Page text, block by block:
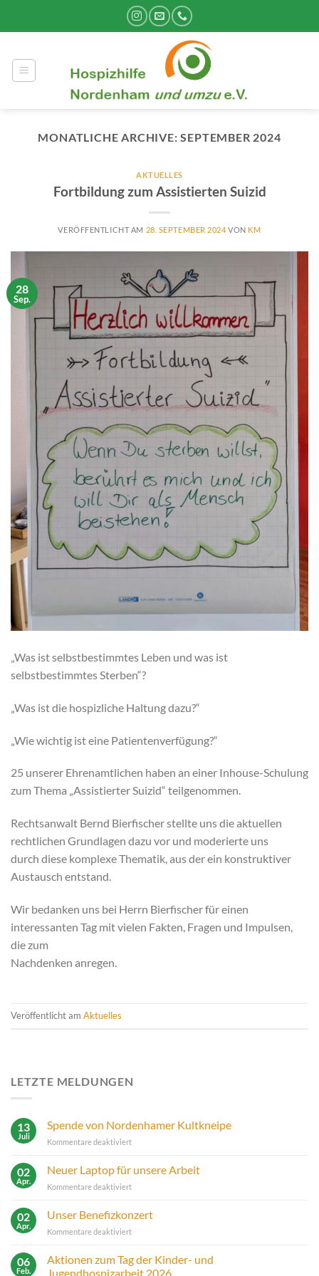
MONATLICHE ARCHIVE:SEPTEMBER 2024
AKTUELLES
Fortbildung zum Assistierten Suizid
VERÖFFENTLICHT AM 28. SEPTEMBER 2024VON KM
28
Sep.
„Was ist selbstbestimmtes Leben und was ist
selbstbestimmtes Sterben“?
„Was ist die hospizliche Haltung dazu?“
„Wie wichtig ist eine Patientenverfügung?“
25 unserer Ehrenamtlichen haben an einer Inhouse-Schulung
zum Thema „Assistierter Suizid“ teilgenommen.
Rechtsanwalt Bernd Bierfischer stellte uns die aktuellen
rechtlichen Grundlagen dazu vor und moderierte uns
durch diese komplexe Thematik, aus der ein konstruktiver
Austausch entstand.
Wir bedanken uns bei Herrn Bierfischer für einen
interessanten Tag mit vielen Fakten, Fragen und Impulsen,
die zum
Nachdenken anregen.
Veröffentlicht am Aktuelles
LETZTE MELDUNGEN
13
Juli
Spende von Nordenhamer Kultkneipe
Kommentare deaktiviertfür
Kultkneipe
02
Apr.
Neuer Laptop für unsere Arbeit
Kommentare deaktiviertfür
Laptop
unsere
02
Apr.
Unser Benefizkonzert
Kommentare deaktiviertfür
Benefizkonzert
06
Feb.
Aktionen zum Tag der Kinder- und
Jugendhospizarbeit 2026